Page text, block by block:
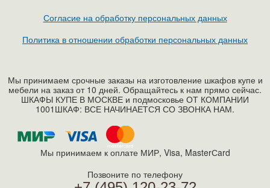
Согласие на обработку персональных данных
Политика в отношении обработки персональных данных
Мы принимаем срочные заказы на изготовление шкафов купе и
мебели на заказ от 10 дней. Обращайтесь к нам прямо сейчас.
ШКАФЫ КУПЕ В МОСКВЕ и подмосковье ОТ КОМПАНИИ
1001ШКАФ: ВСЕ НАЧИНАЕТСЯ СО ЗВОНКА НАМ.
Мы принимаем к оплате МИР, Visa, MasterСard
Позвоните по телефону